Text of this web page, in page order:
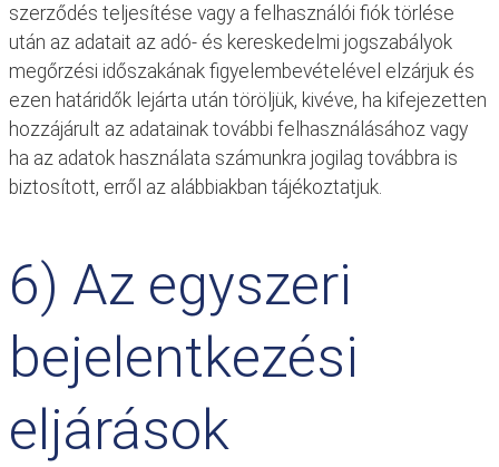
szerződés teljesítése vagy a felhasználói fiók törlése
után az adatait az adó- és kereskedelmi jogszabályok
megőrzési időszakának figyelembevételével elzárjuk és
ezen határidők lejárta után töröljük, kivéve, ha kifejezetten
hozzájárult az adatainak további felhasználásához vagy
ha az adatok használata számunkra jogilag továbbra is
biztosított, erről az alábbiakban tájékoztatjuk.
6) Az egyszeri
bejelentkezési
eljárások